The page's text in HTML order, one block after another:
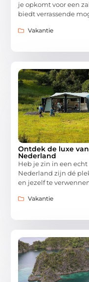
je opkomt voor een
biedt verrassende
Vakantie
Ontdek de luxe
Nederland
Heb je zin in een
Nederland zijn dé
en jezelf te
Vakantie